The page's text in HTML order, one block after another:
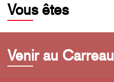
Vous êtes
Venir au Carreau